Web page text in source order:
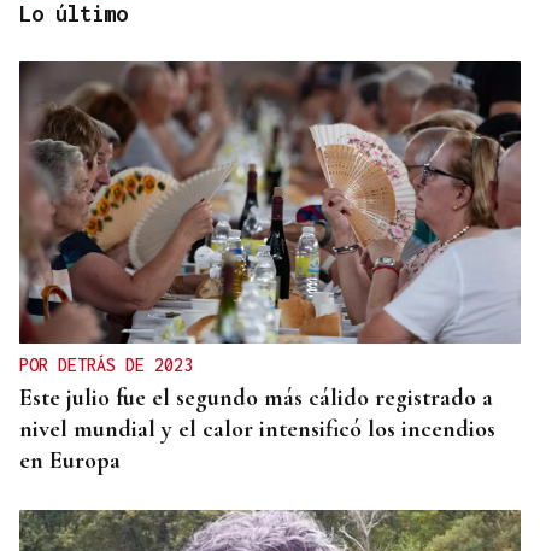
DATOS DEL INE
Gráfico | La compraventa de viviendas
experimentó su mejor junio en 19 años
Lo último
POR DETRÁS DE 2023
Este julio fue el segundo más cálido registrado a
nivel mundial y el calor intensificó los incendios
en Europa